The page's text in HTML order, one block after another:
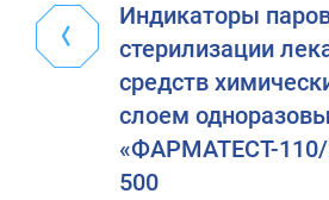
Индикаторы
стерилизации
средств
слоем
«ФАРМАТЕСТ-
500